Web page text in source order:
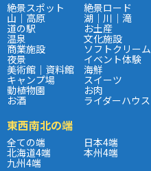
絶景スポット 絶景ロード
山｜高原 湖｜川｜滝
道の駅 お土産
温泉 文化施設
商業施設 ソフトクリーム
夜景 イベント体験
美術館｜資料館 海鮮
キャンプ場 スイーツ
動植物園 お肉
お酒 ライダーハウス
東西南北の端
全ての端 日本4端
北海道4端 本州4端
九州4端